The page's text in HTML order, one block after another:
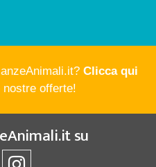
Clicca qui
offerte!
su